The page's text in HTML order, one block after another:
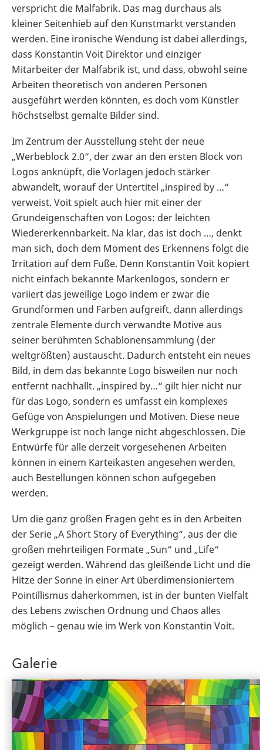
verspricht die Malfabrik. Das mag durchaus als
kleiner Seitenhieb auf den Kunstmarkt verstanden
werden. Eine ironische Wendung ist dabei allerdings,
dass Konstantin Voit Direktor und einziger
Mitarbeiter der Malfabrik ist, und dass, obwohl seine
Arbeiten theoretisch von anderen Personen
ausgeführt werden könnten, es doch vom Künstler
höchstselbst gemalte Bilder sind.
Im Zentrum der Ausstellung steht der neue
„Werbeblock 2.0“, der zwar an den ersten Block von
Logos anknüpft, die Vorlagen jedoch stärker
abwandelt, worauf der Untertitel „inspired by …“
verweist. Voit spielt auch hier mit einer der
Grundeigenschaften von Logos: der leichten
Wiedererkennbarkeit. Na klar, das ist doch …, denkt
man sich, doch dem Moment des Erkennens folgt die
Irritation auf dem Fuße. Denn Konstantin Voit kopiert
nicht einfach bekannte Markenlogos, sondern er
variiert das jeweilige Logo indem er zwar die
Grundformen und Farben aufgreift, dann allerdings
zentrale Elemente durch verwandte Motive aus
seiner berühmten Schablonensammlung (der
weltgrößten) austauscht. Dadurch entsteht ein neues
Bild, in dem das bekannte Logo bisweilen nur noch
entfernt nachhallt. „inspired by…“ gilt hier nicht nur
für das Logo, sondern es umfasst ein komplexes
Gefüge von Anspielungen und Motiven. Diese neue
Werkgruppe ist noch lange nicht abgeschlossen. Die
Entwürfe für alle derzeit vorgesehenen Arbeiten
können in einem Karteikasten angesehen werden,
auch Bestellungen können schon aufgegeben
werden.
Um die ganz großen Fragen geht es in den Arbeiten
der Serie „A Short Story of Everything“, aus der die
großen mehrteiligen Formate „Sun“ und „Life“
gezeigt werden. Während das gleißende Licht und die
Hitze der Sonne in einer Art überdimensioniertem
Pointillismus daherkommen, ist in der bunten Vielfalt
des Lebens zwischen Ordnung und Chaos alles
möglich – genau wie im Werk von Konstantin Voit.
Galerie